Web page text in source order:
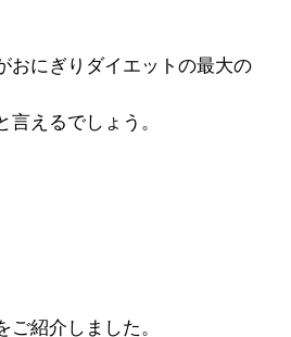
おにぎりダイエットの最大の
えるでしょう。
紹介しました。